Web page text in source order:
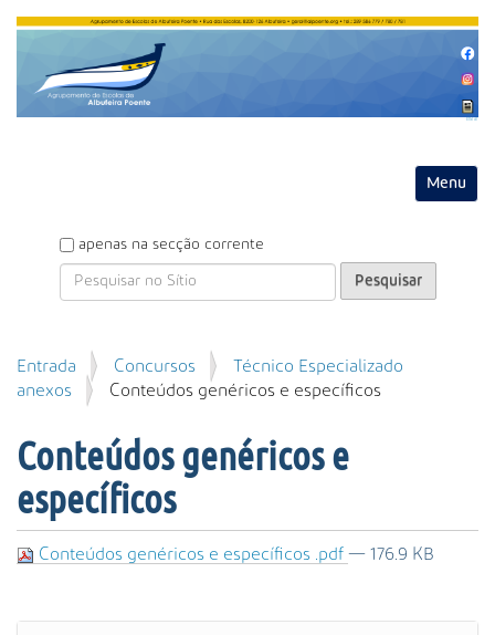
Toggle
P
e
i
s
apenas na secção corrente
P
u
s
a
A
n
Entrada Concursos
Técnico Especializado
anexos
Conteúdos genéricos e específicos
Conteúdos genéricos e
específicos
Conteúdos genéricos e específicos .pdf — 176.9 KB